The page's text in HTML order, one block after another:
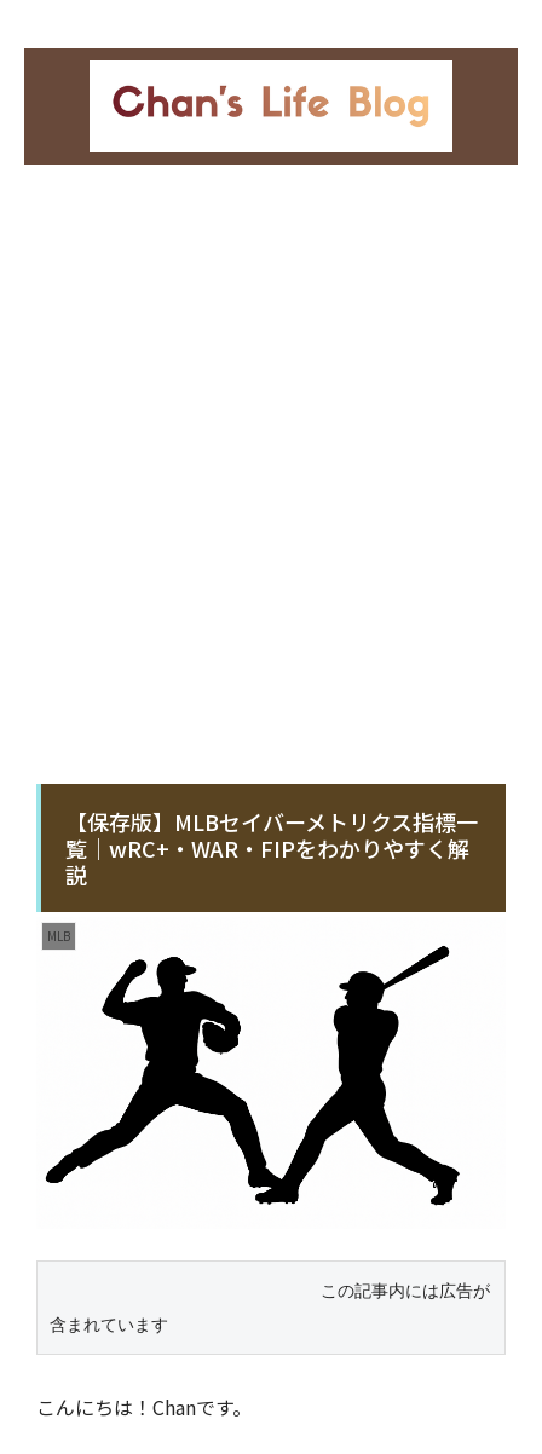
【保存版】MLBセイバーメトリクス指標一
覧｜wRC+・WAR・FIPをわかりやすく解
説
MLB
この記事内には広告が
含まれています
こんにちは！Chanです。